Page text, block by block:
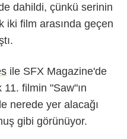
dahildi, çünkü serinin
iki film arasında geçen
ile SFX Magazine'de
11. filmin "Saw"ın
nerede yer alacağı
gibi görünüyor.